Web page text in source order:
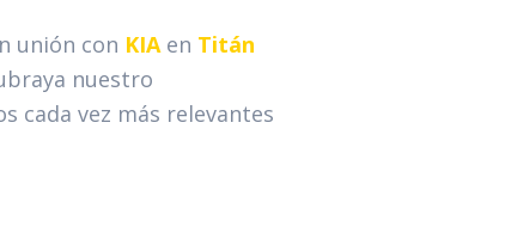
unión con KIAen Titán
nuestro
cada vez más relevantes